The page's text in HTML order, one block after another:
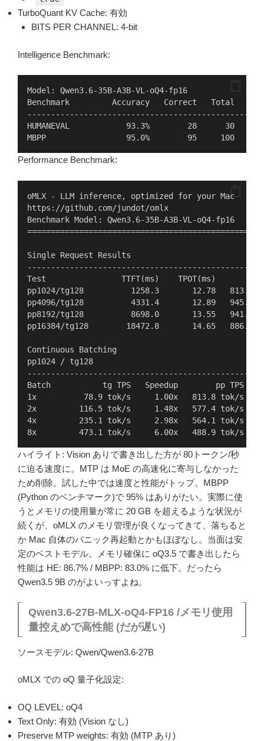
TurboQuant KV Cache: 有効
BITS PER CHANNEL: 4-bit
Intelligence Benchmark:
Model: Qwen3.6-35B-A3B-VL-oQ4-fp16
Benchmark         Accuracy   Correct   Total
HUMANEVAL            93.3%        28      30
MBPP                 95.0%        95     100
Performance Benchmark:
oMLX - LLM inference, optimized for your Mac
https://github.com/jundot/omlx
Benchmark Model: Qwen3.6-35B-A3B-VL-oQ4-fp16
Single Request Results
Test                TTFT(ms)    TPOT(ms)        pp
pp1024/tg128          1258.3       12.78   813.8
pp4096/tg128          4331.4       12.89   945.7
pp8192/tg128          8698.0       13.55   941.8
pp16384/tg128        18472.8       14.65
Continuous Batching
pp1024 / tg128
Batch           tg TPS   Speedup        pp TPS
1x          78.9 tok/s     1.00x   813.8 tok/s
2x         116.5 tok/s     1.48x   577.4 tok/s
4x         235.1 tok/s     2.98x   564.1 tok/s
8x         473.1 tok/s     6.00x   488.9 tok/s
ハイライト: Vision ありで書き出した方が 80トークン/秒
に迫る速度に。MTP は MoE の高速化に寄与しなかった
ため削除。試した中では速度と性能がトップ。MBPP
(Python のベンチマーク)で 95% はありがたい。実際に使
うとメモリの使用量が常に 20 GB を超えるような状況が
続くが、oMLX のメモリ管理が良くなってきて、落ちると
か Mac 自体のパニック再起動とかもほぼなし。当面は安
定のベストモデル。メモリ確保に oQ3.5 で書き出したら
性能は HE: 86.7% / MBPP: 83.0% に低下。だったら
Qwen3.5 9B のがよいっすよね。
Qwen3.6-27B-MLX-oQ4-FP16 /メモリ使用
量控えめで高性能 (だが遅い)
ソースモデル: Qwen/Qwen3.6-27B
oMLX での oQ 量子化設定:
OQ LEVEL: oQ4
Text Only: 有効 (Vision なし)
Preserve MTP weights: 有効 (MTP あり)